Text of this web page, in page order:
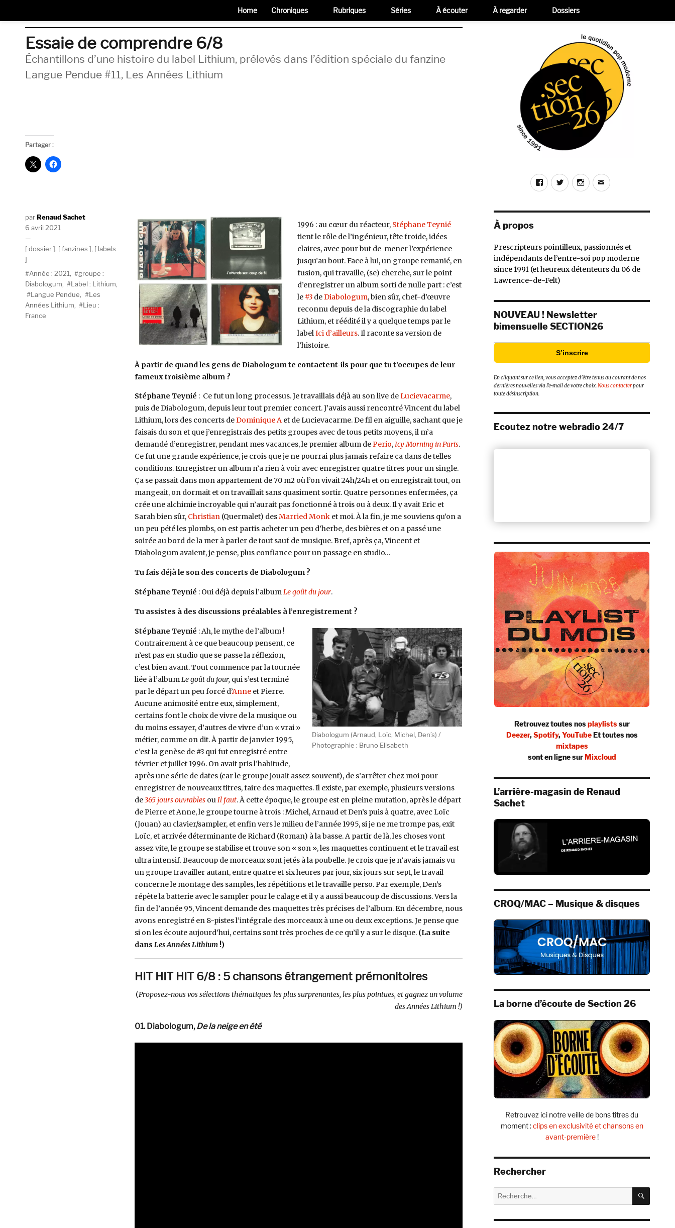
Essaie de comprendre 6/8
Échantillons d’une histoire du label Lithium, prélevés dans l’édition spéciale du fanzine
Langue Pendue #11, Les Années Lithium
Partager :
1996 : au cœur du réacteur, Stéphane Teynié
tient le rôle de l’ingénieur, tête froide, idées
claires, avec pour but de mener l’expérience
jusqu’au bout. Face à lui, un groupe remanié, en
fusion, qui travaille, (se) cherche, sur le point
d’enregistrer un album sorti de nulle part : c’est
le#3deDiabologum, bien sûr, chef-d’œuvre
reconnu depuis de la discographie du label
Lithium, et réédité il y a quelque temps par le
labelIci d’ailleurs. Il raconte sa version de
l’histoire.
À partir de quand les gens de Diabologum te contactent-ils pour que tu t’occupes de leur
fameux troisième album ?
Stéphane Teynié : Ce fut un long processus. Je travaillais déjà au son live deLucievacarme,
puis de Diabologum, depuis leur tout premier concert. J’avais aussi rencontré Vincent du label
Lithium, lors des concerts deDominique Aet de Lucievacarme. De fil en aiguille, sachant que je
faisais du son et que j’enregistrais des petits groupes avec de tous petits moyens, il m’a
demandé d’enregistrer, pendant mes vacances, le premier album dePerio,Icy Morning in Paris.
Ce fut une grande expérience, je crois que je ne pourrai plus jamais refaire ça dans de telles
conditions. Enregistrer un album n’a rien à voir avec enregistrer quatre titres pour un single.
Ça se passait dans mon appartement de 70 m2 où l’on vivait 24h/24h et on enregistrait tout, on
mangeait, on dormait et on travaillait sans quasiment sortir. Quatre personnes enfermées, ça
crée une alchimie incroyable qui n’aurait pas fonctionné à trois ou à deux. Il y avait Eric et
Sarah bien sûr, Christian(Quermalet) desMarried Monket moi. À la fin, je me souviens qu’on a
un peu pété les plombs, on est partis acheter un peu d’herbe, des bières et on a passé une
soirée au bord de la mer à parler de tout sauf de musique. Bref, après ça, Vincent et
Diabologum avaient, je pense, plus confiance pour un passage en studio…
Tu fais déjà le son des concerts de Diabologum ?
Stéphane Teynié : Oui déjà depuis l’albumLe goût du jour.
Tu assistes à des discussions préalables à l’enregistrement ?
Diabologum (Arnaud, Loïc, Michel, Den’s) /
Photographie : Bruno Elisabeth
Stéphane Teynié : Ah, le mythe de l’album !
Contrairement à ce que beaucoup pensent, ce
n’est pas en studio que se passe la réflexion,
c’est bien avant. Tout commence par la tournée
liée à l’albumLe goût du jour, qui s’est terminé
par le départ un peu forcé d’Anneet Pierre.
Aucune animosité entre eux, simplement,
certains font le choix de vivre de la musique ou
du moins essayer, d’autres de vivre d’un « vrai »
métier, comme on dit. À partir de janvier 1995,
c’est la genèse de#3qui fut enregistré entre
février et juillet 1996. On avait pris l’habitude,
après une série de dates (car le groupe jouait assez souvent), de s’arrêter chez moi pour
enregistrer de nouveaux titres, faire des maquettes. Il existe, par exemple, plusieurs versions
de365 jours ouvrablesouIl faut. À cette époque, le groupe est en pleine mutation, après le départ
de Pierre et Anne, le groupe tourne à trois : Michel, Arnaud et Den’s puis à quatre, avec Loïc
(Jouan) au clavier/sampler, et enfin vers le milieu de l’année 1995, si je ne me trompe pas, exit
Loïc, et arrivée déterminante de Richard (Roman) à la basse. A partir de là, les choses vont
assez vite, le groupe se stabilise et trouve son « son », les maquettes continuent et le travail est
ultra intensif. Beaucoup de morceaux sont jetés à la poubelle. Je crois que je n’avais jamais vu
un groupe travailler autant, entre quatre et six heures par jour, six jours sur sept, le travail
concerne le montage des samples, les répétitions et le travaille perso. Par exemple, Den’s
répète la batterie avec le sampler pour le calage et il y a aussi beaucoup de discussions. Vers la
fin de l’année 95, Vincent demande des maquettes très précises de l’album. En décembre, nous
avons enregistré en 8-pistes l’intégrale des morceaux à une ou deux exceptions. Je pense que
si on les écoute aujourd’hui, certains sont très proches de ce qu’il y a sur le disque. (La suite
dans Les Années Lithium !)
HIT HIT HIT 6/8 : 5 chansons étrangement prémonitoires
(Proposez-nous vos sélections thématiques les plus surprenantes, les plus pointues, et gagnez un volume
des Années Lithium !)
01. Diabologum,De la neige en été
AuteurRenaud Sachet
Publié
le
6 avril 2021
Catégories
dossier fanzines labels
Étiquettes
Année : 2021
groupe :
Diabologum
Label : Lithium
Langue Pendue
Les
Années Lithium
Lieu :
France
FacebookTwitterInstagram
E-
À propos
Prescripteurs pointilleux, passionnés et
indépendants de l’entre-soi pop moderne
since 1991 (et heureux détenteurs du 06 de
Lawrence-de-Felt)
NOUVEAU ! Newsletter
bimensuelle SECTION26
S’inscrire
En cliquant sur ce lien, vous acceptez d’être tenus au courant de nos
dernières nouvelles via l’e-mail de votre choix.Nous contacterpour
toute désinscription.
Ecoutez notre webradio 24/7
Retrouvez toutes nosplaylistssur
Deezer,Spotify,YouTubeEt toutes nos
mixtapes
sont en ligne surMixcloud
L’arrière-magasin de Renaud
Sachet
CROQ/MAC – Musique & disques
La borne d’écoute de Section 26
Retrouvez ici notre veille de bons titres du
moment :clips en exclusivité et chansons en
avant-première!
Rechercher
Recherche
pour :
Home Chroniques Rubriques Séries À écouter À regarder Dossiers